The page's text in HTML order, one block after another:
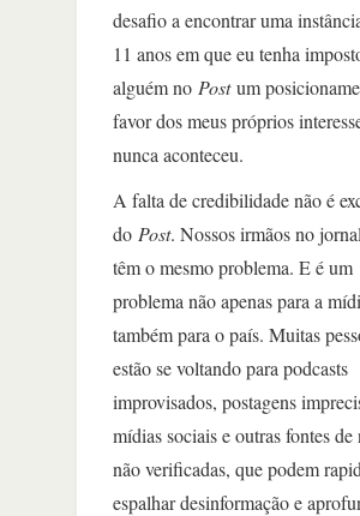
desafio a encontrar uma
11 anos em que eu tenha
alguém no Postum
favor dos meus próprios
nunca aconteceu.
A falta de credibilidade não é
do Post. Nossos irmãos no
têm o mesmo problema. E é um
problema não apenas para a
também para o país. Muitas
estão se voltando para podcasts
improvisados, postagens
mídias sociais e outras fontes de
não verificadas, que podem
espalhar desinformação e